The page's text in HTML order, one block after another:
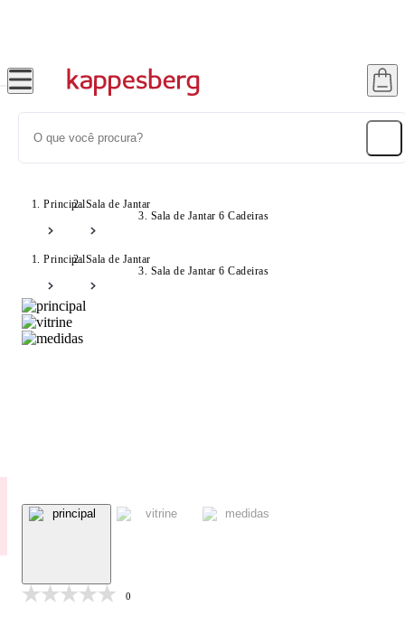
PrincipalSala de Jantar
Sala de Jantar 6 Cadeiras
PrincipalSala de Jantar
Sala de Jantar 6 Cadeiras
0